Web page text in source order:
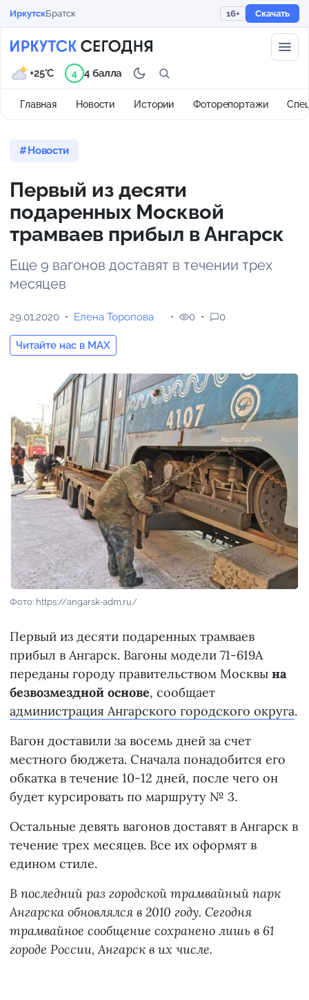
ИркутскБратск 16+ Скачать
Главная Новости Истории Фоторепортажи
+25°C 4 4 балла
Новости
Первый из десяти
подаренных Москвой
трамваев прибыл в Ангарск
Еще 9 вагонов доставят в течении трех
месяцев
29.01.2020 Елена Торопова
Читайте нас в MAX
0 0
Фото: https://angarsk-adm.ru/
Первый из десяти подаренных трамваев
прибыл в Ангарск. Вагоны модели 71-619А
переданы городу правительством Москвы на
безвозмездной основе, сообщает
администрация Ангарского городского округа.
Вагон доставили за восемь дней за счет
местного бюджета. Сначала понадобится его
обкатка в течение 10-12 дней, после чего он
будет курсировать по маршруту № 3.
Остальные девять вагонов доставят в Ангарск в
течение трех месяцев. Все их оформят в
едином стиле.
В последний раз городской трамвайный парк
Ангарска обновлялся в 2010 году. Сегодня
трамвайное сообщение сохранено лишь в 61
городе России, Ангарск в их числе.